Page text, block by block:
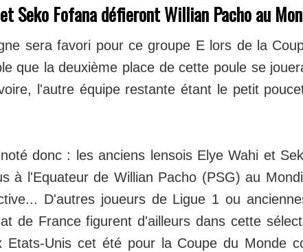
Seko Fofana défieront Willian Pacho au
sera favori pour ce groupe E lors de la
que la deuxième place de cette poule se
l'autre équipe restante étant le petit
donc : les anciens lensois Elye Wahi et
à l'Equateur de Willian Pacho (PSG) au
D'autres joueurs de Ligue 1 ou
de France figurent d'ailleurs dans cette
Etats-Unis cet été pour la Coupe du Monde